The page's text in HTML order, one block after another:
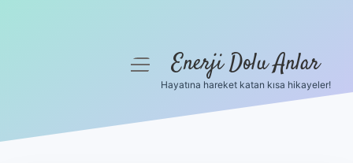
menüyüEnerji Dolu Anlar
Hayatına hareket katan kısa hikayeler!